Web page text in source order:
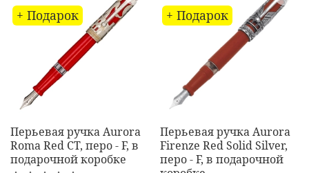
+ Подарок
Перьевая ручка Aurora
Roma Red CT, перо - F, в
подарочной коробке
+ Подарок
Перьевая ручка Aurora
Firenze Red Solid Silver,
перо - F, в подарочной